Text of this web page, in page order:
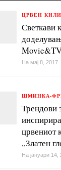
ЦРВЕН
Светкави
На мај 8, 2017
ШМИНКА-
Трендови
црвениот
„Златен
На јануари 14,